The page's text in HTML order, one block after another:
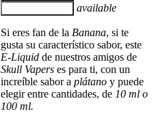
available
Si eres fan de la Banana, si te
gusta su característico sabor, este
E-Liquid de nuestros amigos de
Skull Vapers es para ti, con un
increíble sabor a plátano y puede
elegir entre cantidades, de 10 ml o
100 ml.